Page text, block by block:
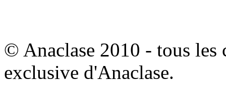
© Anaclase 2010 - tous les
exclusive d'Anaclase.